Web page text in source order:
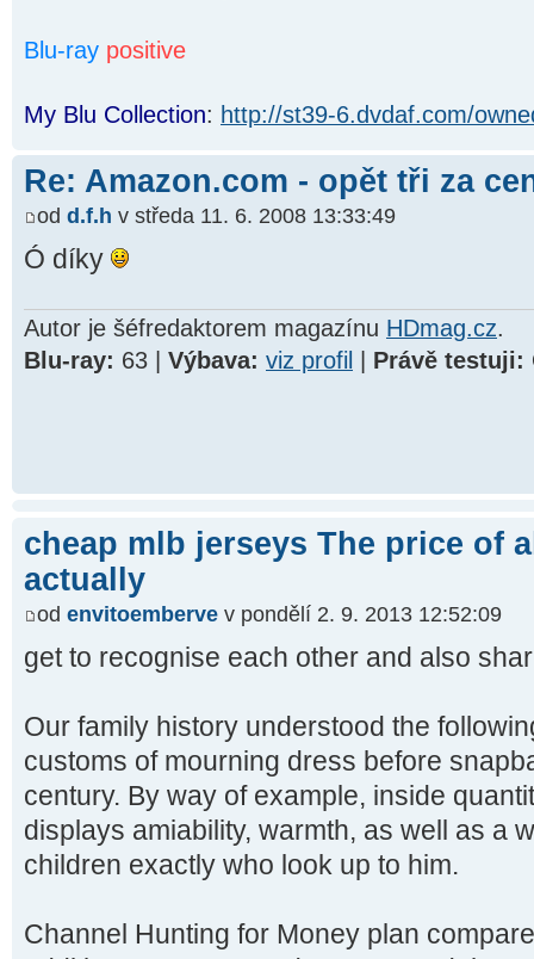
Blu-ray positive
My Blu Collection: http://st39-6.dvdaf.com/
Re: Amazon.com - opět tři za
od d.f.h v středa 11. 6. 2008 13:33:49
Ó díky
Autor je šéfredaktorem magazínu HDmag.cz.
Blu-ray: 63 | Výbava: viz profil Právě testuji:
cheap mlb jerseys The price of
actually
od envitoemberve v pondělí 2. 9. 2013 12:52:09
get to recognise each other and also
Our family history understood the
customs of mourning dress before
century. By way of example, inside
displays amiability, warmth, as well as a
children exactly who look up to him.
Channel Hunting for Money plan